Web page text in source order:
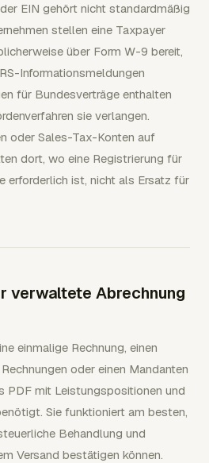
EIN gehört nicht standardmäßig
stellen eine Taxpayer
über Form W-9 bereit,
Informationsmeldungen
für Bundesverträge enthalten
sie verlangen.
oder Sales-Tax-Konten auf
dort, wo eine Registrierung für
erforderlich ist, nicht als Ersatz für
verwaltete Abrechnung
einmalige Rechnung, einen
oder einen Mandanten
PDF mit Leistungspositionen und
Sie funktioniert am besten,
Behandlung und
Versand bestätigen können.